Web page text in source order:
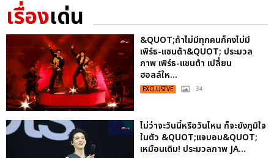
เรื่องเด่น
&QUOT;ถ้าไม่มีทุกคนก็คงไม่มี
เพิร์ธ-แซนต้า&QUOT; ประมวล
ภาพ เพิร์ธ-แซนต้า เปลี่ยน
ฮอลล์ให...
EXCLUSIVE : 34
ไม่ว่าจะวันนี้หรือวันไหน ก็จะยังภูมิใจ
ในตัว &QUOT;แจบอม&QUOT;
เหมือนเดิม! ประมวลภาพ JA...